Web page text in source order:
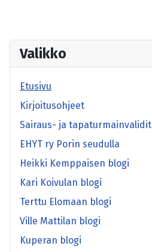
Valikko
Etusivu
Kirjoitusohjeet
Sairaus- ja tapaturmainvalidit
EHYT ry Porin seudulla
Heikki Kemppaisen blogi
Kari Koivulan blogi
Terttu Elomaan blogi
Ville Mattilan blogi
Kuperan blogi